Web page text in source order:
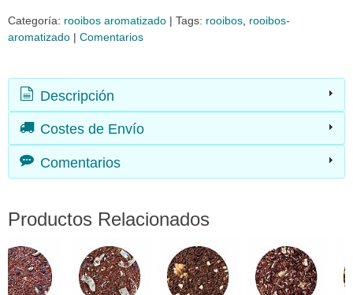
Categoría: rooibos aromatizado | Tags: rooibos rooibos-
aromatizado | Comentarios
Descripción
Costes de Envío
Comentarios
Productos Relacionados